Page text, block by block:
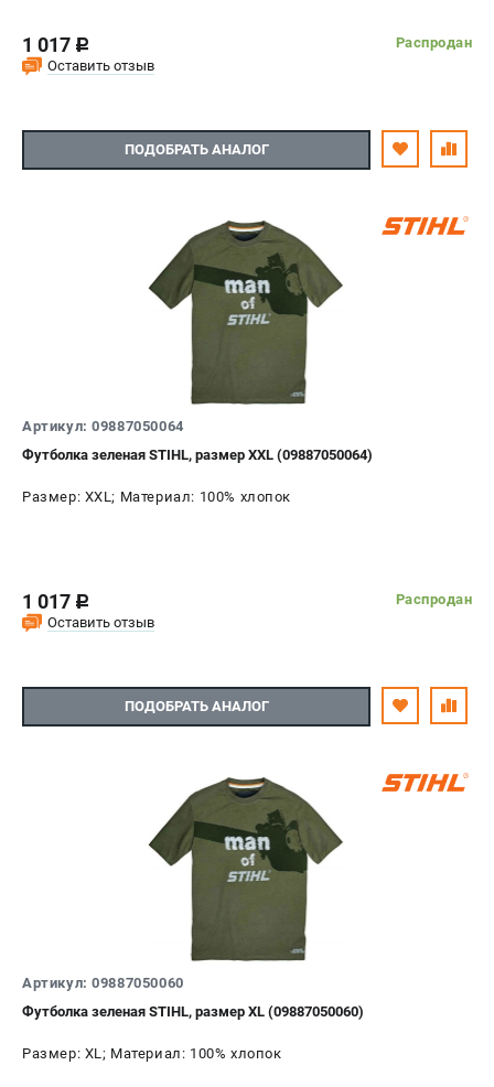
1 017 c
Распродан
Оставить отзыв
ПОДОБРАТЬ АНАЛОГ
Артикул: 09887050064
Футболка зеленая STIHL, размер XXL (09887050064)
Размер: XXL; Материал: 100% хлопок
1 017 c
Распродан
Оставить отзыв
ПОДОБРАТЬ АНАЛОГ
Артикул: 09887050060
Футболка зеленая STIHL, размер XL (09887050060)
Размер: XL; Материал: 100% хлопок